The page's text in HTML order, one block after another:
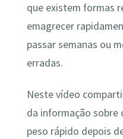
que existem formas
emagrecer
passar semanas ou
erradas.
Neste vídeo
da informação sobre
peso rápido depois